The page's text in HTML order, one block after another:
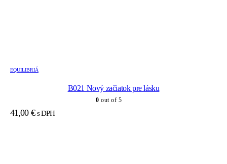
EQUILIBRIÁ
B021 Nový začiatok pre lásku
0 out of 5
41,00 € s DPH